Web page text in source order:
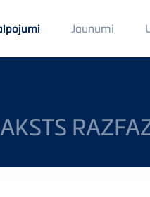
Jaunumi
2